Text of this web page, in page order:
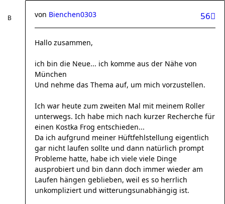
56
von Bienchen0303
Hallo zusammen,
ich bin die Neue... ich komme aus der Nähe von
München
Und nehme das Thema auf, um mich vorzustellen.
Ich war heute zum zweiten Mal mit meinem Roller
unterwegs. Ich habe mich nach kurzer Recherche für
einen Kostka Frog entschieden...
Da ich aufgrund meiner Hüftfehlstellung eigentlich
gar nicht laufen sollte und dann natürlich prompt
Probleme hatte, habe ich viele viele Dinge
ausprobiert und bin dann doch immer wieder am
Laufen hängen geblieben, weil es so herrlich
unkompliziert und witterungsunabhängig ist.